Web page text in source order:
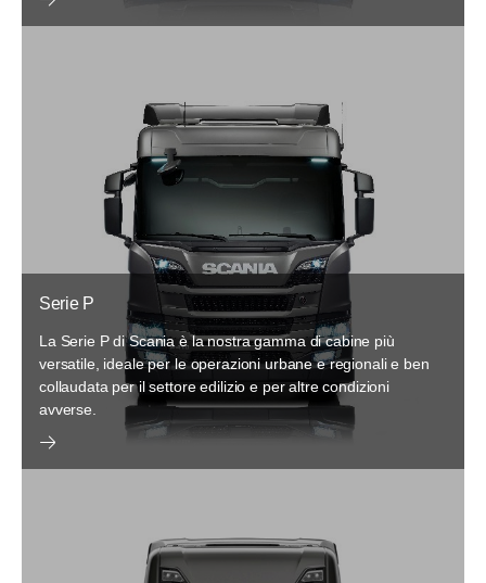
Serie P
La Serie P di Scania è la nostra gamma di cabine più
versatile, ideale per le operazioni urbane e regionali e ben
collaudata per il settore edilizio e per altre condizioni
avverse.